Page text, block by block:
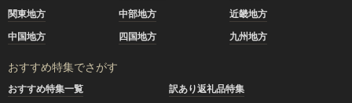
関東地方
中部地方
近畿地方
中国地方
四国地方 九州地方
おすすめ特集でさがす
おすすめ特集一覧
訳あり返礼品特集